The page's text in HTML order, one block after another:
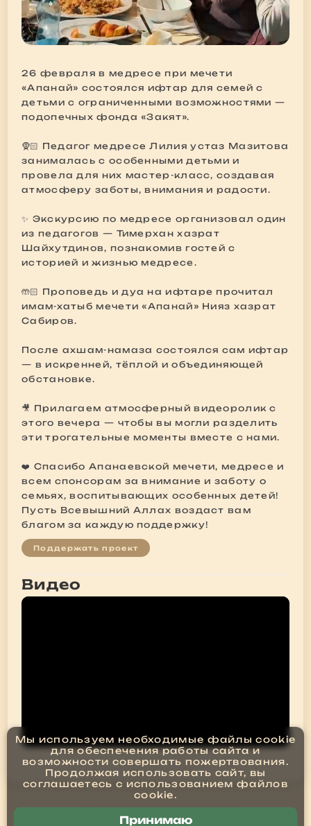
26 февраля в медресе при мечети
«Апанай» состоялся ифтар для семей с
детьми с ограниченными возможностями —
подопечных фонда «Закят».
🧕🏻 Педагог медресе Лилия устаз Мазитова
занималась с особенными детьми и
провела для них мастер-класс, создавая
атмосферу заботы, внимания и радости.
✨ Экскурсию по медресе организовал один
из педагогов — Тимерхан хазрат
Шайхутдинов, познакомив гостей с
историей и жизнью медресе.
🤲🏻 Проповедь и дуа на ифтаре прочитал
имам-хатыб мечети «Апанай» Нияз хазрат
Сабиров.
После ахшам-намаза состоялся сам ифтар
— в искренней, тёплой и объединяющей
обстановке.
🎥 Прилагаем атмосферный видеоролик с
этого вечера — чтобы вы могли разделить
эти трогательные моменты вместе с нами.
❤️ Спасибо Апанаевской мечети, медресе и
всем спонсорам за внимание и заботу о
семьях, воспитывающих особенных детей!
Пусть Всевышний Аллах воздаст вам
благом за каждую поддержку!
Поддержать проект
Видео
Мы используем необходимые файлы cookie
для обеспечения работы сайта и
возможности совершать пожертвования.
Продолжая использовать сайт, вы
соглашаетесь с использованием файлов
cookie.
Принимаю